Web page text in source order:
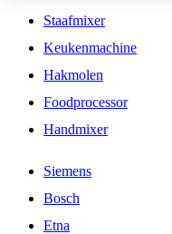
Staafmixer
Keukenmachine
Hakmolen
Foodprocessor
Handmixer
Siemens
Bosch
Etna